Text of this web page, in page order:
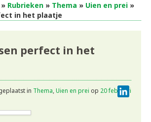
» Rubrieken » Thema » Uien en prei »
in het plaatje
perfect in het
in Thema,Uien en prei op 20 februari